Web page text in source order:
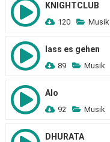
KNIGHTCLUB
120 Musik
lass es gehen
89 Musik
Alo
92 Musik
DHURATA